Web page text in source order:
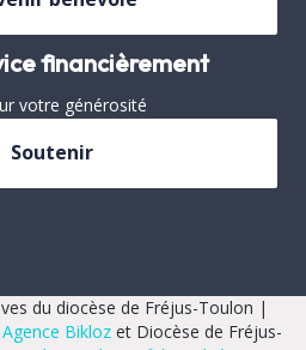
financièrement
votre générosité
Soutenir
du diocèse de Fréjus-Toulon |
Agence Biklozet Diocèse de Fréjus-